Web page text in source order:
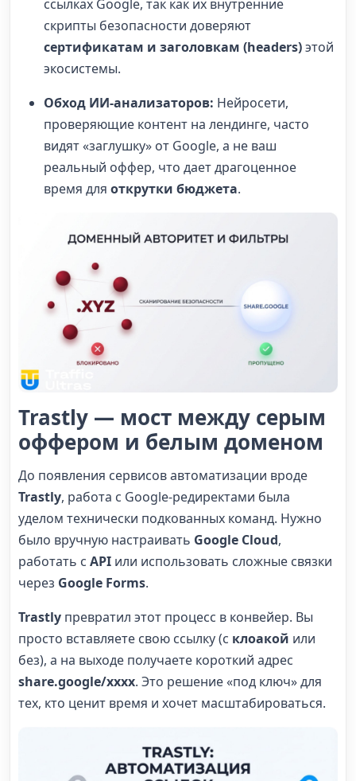
ссылках Google, так как их внутренние
скрипты безопасности доверяют
сертификатам и заголовкам (headers)этой
экосистемы.
Обход ИИ-анализаторов: Нейросети,
проверяющие контент на лендинге, часто
видят «заглушку» от Google, а не ваш
реальный оффер, что дает драгоценное
время для открутки бюджета.
Trastly — мост между серым
оффером и белым доменом
До появления сервисов автоматизации вроде
Trastly, работа с Google-редиректами была
уделом технически подкованных команд. Нужно
было вручную настраивать Google Cloud,
работать с API или использовать сложные связки
через Google Forms.
Trastly превратил этот процесс в конвейер. Вы
просто вставляете свою ссылку (с клоакой или
без), а на выходе получаете короткий адрес
share.google/xxxx. Это решение «под ключ» для
тех, кто ценит время и хочет масштабироваться.